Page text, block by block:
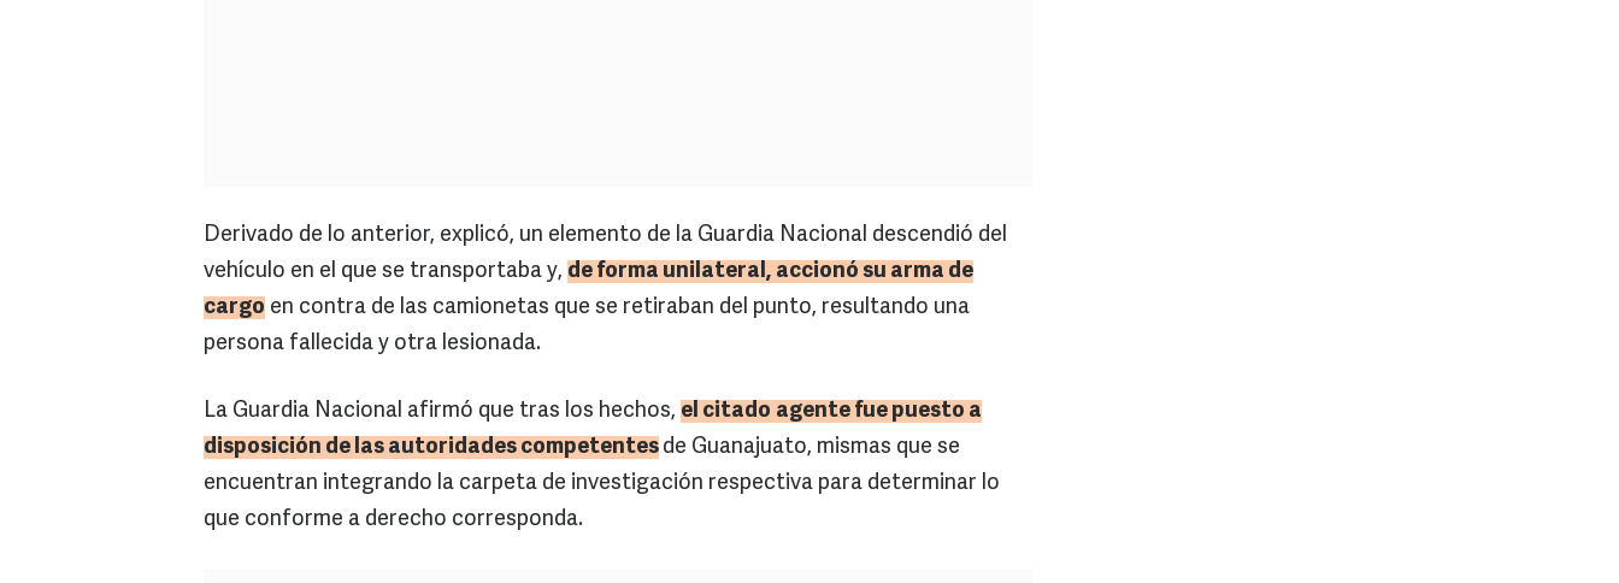
Derivado de lo anterior, explicó, un elemento de la Guardia Nacional descendió del
vehículo en el que se transportaba y, de forma unilateral, accionó su arma de
cargo en contra de las camionetas que se retiraban del punto, resultando una
persona fallecida y otra lesionada.
La Guardia Nacional afirmó que tras los hechos, el citado agente fue puesto a
disposición de las autoridades competentes de Guanajuato, mismas que se
encuentran integrando la carpeta de investigación respectiva para determinar lo
que conforme a derecho corresponda.